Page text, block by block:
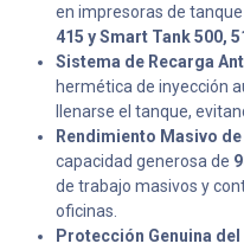
en impresoras de
415 y Smart Tank 500,
Sistema de Recarga
hermética de inyección
llenarse el tanque,
Rendimiento Masivo
capacidad generosa de
de trabajo masivos y
oficinas.
Protección Genuina